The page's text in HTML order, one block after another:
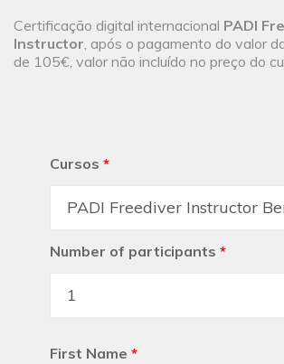
Certificação digital internacional PADI
Instructor, após o pagamento do valor
de 105€, valor não incluído no preço do
Cursos *
Number of participants *
First Name *